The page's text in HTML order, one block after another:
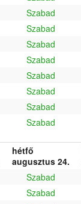
Szabad
Szabad
Szabad
Szabad
Szabad
Szabad
Szabad
Szabad
hétfő
augusztus 24.
Szabad
Szabad